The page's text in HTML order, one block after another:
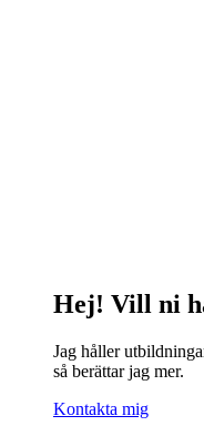
Hej! Vill ni
Jag håller
så berättar jag mer.
Kontakta mig